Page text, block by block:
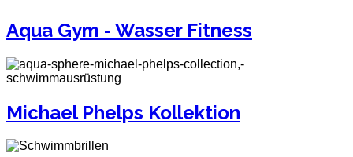
Aqua Gym - Wasser Fitness
Michael Phelps Kollektion